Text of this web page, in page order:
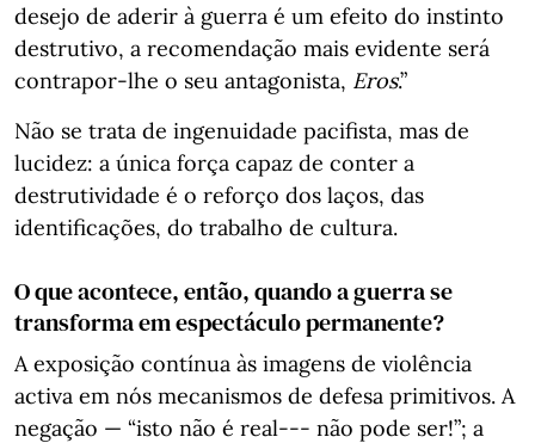
desejo de aderir à guerra é um efeito do instinto
destrutivo, a recomendação mais evidente será
contrapor-lhe o seu antagonista, Eros.”
Não se trata de ingenuidade pacifista, mas de
lucidez: a única força capaz de conter a
destrutividade é o reforço dos laços, das
identificações, do trabalho de cultura.
O que acontece, então, quando a guerra se
transforma em espectáculo permanente?
A exposição contínua às imagens de violência
activa em nós mecanismos de defesa primitivos. A
negação — “isto não é real--- não pode ser!”; a